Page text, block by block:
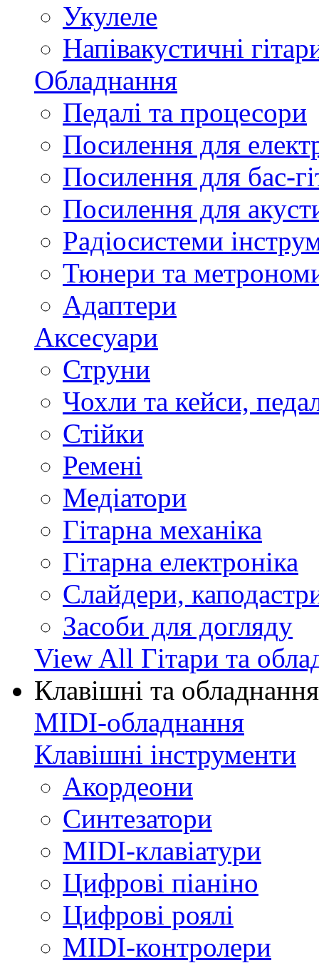
Укулеле
Напівакустичні
Обладнання
Педалі та процесори
Посилення для
Посилення для бас-
Посилення для
Радіосистеми
Тюнери та
Адаптери
Аксесуари
Струни
Чохли та кейси,
Стійки
Ремені
Медіатори
Гітарна механіка
Гітарна електроніка
Слайдери,
Засоби для догляду
View All Гітари та
Клавішні та обладнання
MIDI-обладнання
Клавішні інструменти
Акордеони
Синтезатори
MIDI-клавіатури
Цифрові піаніно
Цифрові роялі
MIDI-контролери